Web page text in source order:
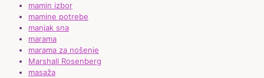
mamin izbor
mamine potrebe
manjak sna
marama
marama za nošenje
Marshall Rosenberg
masaža